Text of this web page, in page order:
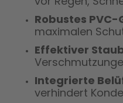
Robustes PVC-
maximalen
Effektiver
Integrierte
verhindert